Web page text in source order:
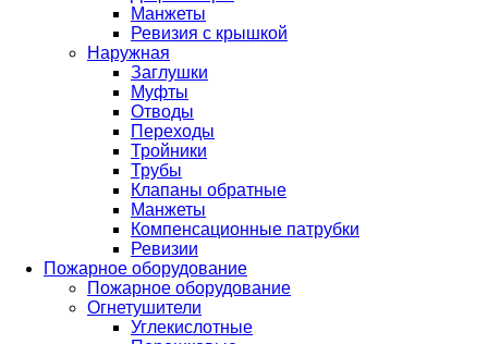
Манжеты
Ревизия с крышкой
Наружная
Заглушки
Муфты
Отводы
Переходы
Тройники
Трубы
Клапаны обратные
Манжеты
Компенсационные патрубки
Ревизии
Пожарное оборудование
Пожарное оборудование
Огнетушители
Углекислотные